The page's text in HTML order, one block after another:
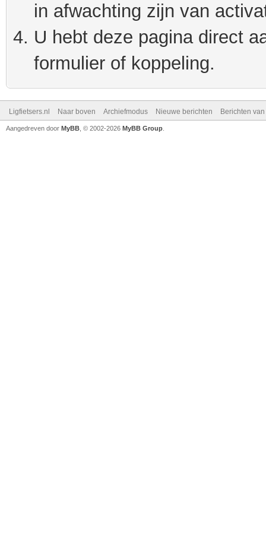
in afwachting zijn van
U hebt deze pagina direct
formulier of koppeling.
Ligfietsers.nl Naar boven Archiefmodus Nieuwe berichten Berichten
Aangedreven door MyBB , © 2002-2026 MyBB Group